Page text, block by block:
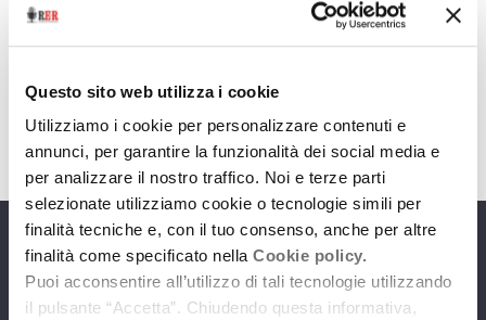
Questo sito web utilizza i cookie
Utilizziamo i cookie per personalizzare contenuti e
annunci, per garantire la funzionalità dei social media e
per analizzare il nostro traffico. Noi e terze parti
selezionate utilizziamo cookie o tecnologie simili per
finalità tecniche e, con il tuo consenso, anche per altre
finalità come specificato nella Cookie policy.
Puoi acconsentire all’utilizzo di tali tecnologie utilizzando
il pulsante “Accetta”. Chiudendo questa informativa,
Dal 22 al 30 giugno un programma inebriante e
Ascolta downloadPodcast
Programmi